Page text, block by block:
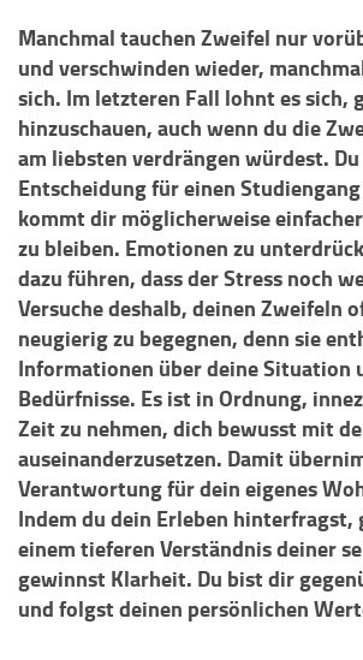
Manchmal tauchen Zweifel nur
und verschwinden wieder,
sich. Im letzteren Fall lohnt es sich,
hinzuschauen, auch wenn du die
am liebsten verdrängen würdest.
Entscheidung für einen
kommt dir möglicherweise
zu bleiben. Emotionen zu
dazu führen, dass der Stress noch
Versuche deshalb, deinen Zweifeln
neugierig zu begegnen, denn sie
Informationen über deine Situation
Bedürfnisse. Es ist in Ordnung,
Zeit zu nehmen, dich bewusst mit
auseinanderzusetzen. Damit
Verantwortung für dein eigenes
Indem du dein Erleben hinterfragst,
einem tieferen Verständnis deiner
gewinnst Klarheit. Du bist dir
und folgst deinen persönlichen